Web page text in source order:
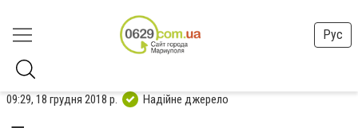
Рус
09:29, 18 грудня 2018 р. Надійне джерело